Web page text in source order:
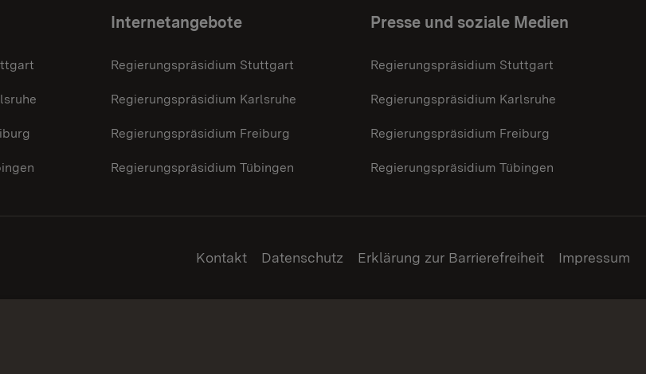
Internetangebote
Regierungspräsidium Stuttgart
Regierungspräsidium Karlsruhe
Regierungspräsidium Freiburg
Regierungspräsidium Tübingen
Presse und soziale Medien
Regierungspräsidium Stuttgart
Regierungspräsidium Karlsruhe
Regierungspräsidium Freiburg
Regierungspräsidium Tübingen
Kontakt Datenschutz Erklärung zur Barrierefreiheit Impressum